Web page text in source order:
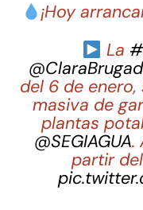
¡Hoy
La
del 6 de
masiva de
plantas
@SEGIAGUA.
partir